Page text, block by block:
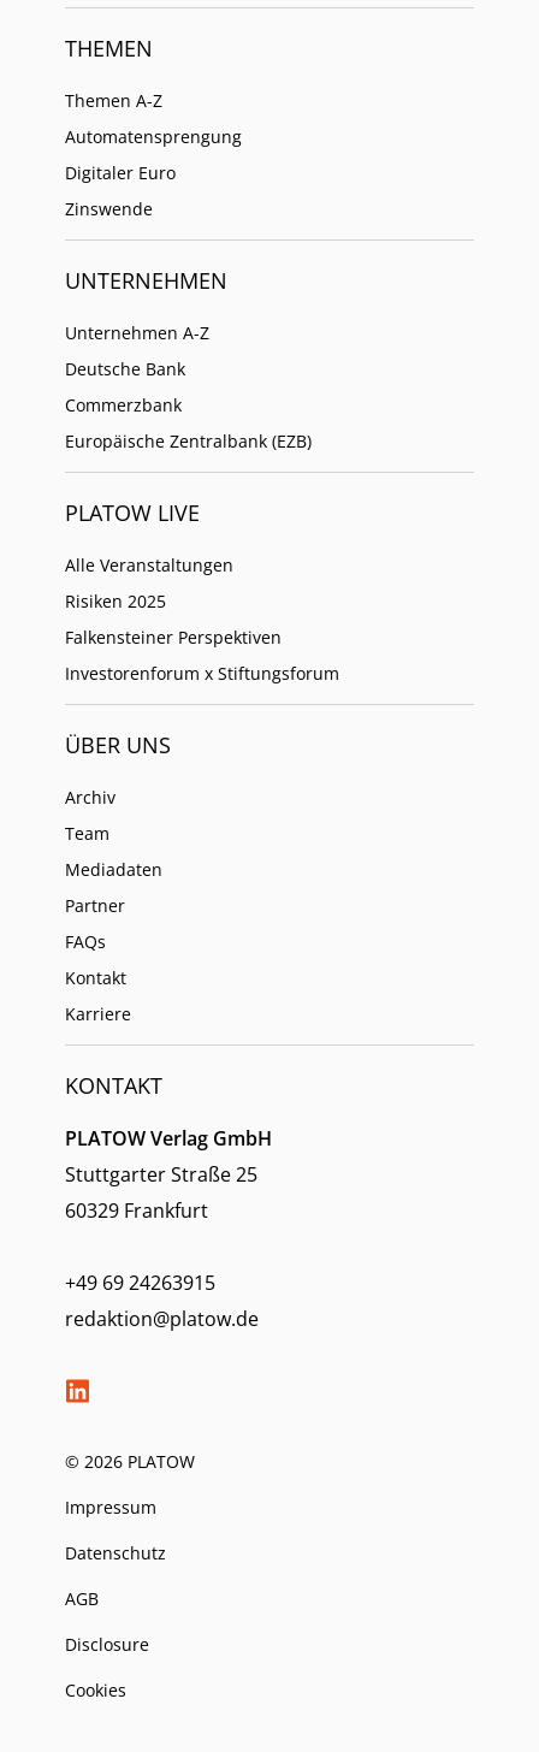
THEMEN
Themen A-Z
Automatensprengung
Digitaler Euro
Zinswende
UNTERNEHMEN
Unternehmen A-Z
Deutsche Bank
Commerzbank
Europäische Zentralbank (EZB)
PLATOW LIVE
Alle Veranstaltungen
Risiken 2025
Falkensteiner Perspektiven
Investorenforum x Stiftungsforum
ÜBER UNS
Archiv
Team
Mediadaten
Partner
FAQs
Kontakt
Karriere
KONTAKT
PLATOW Verlag GmbH
Stuttgarter Straße 25
60329 Frankfurt
+49 69 24263915
redaktion@platow.de
© 2026 PLATOW
Impressum
Datenschutz
AGB
Disclosure
Cookies